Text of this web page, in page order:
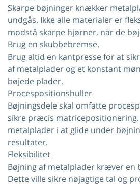
Skarpe bøjninger knækker
undgås. Ikke alle materialer er
modstå skarpe hjørner, når de
Brug en skubbebremse.
Brug altid en kantpresse for at
af metalplader og et konstant
bøjede plader.
Procespositionshuller
Bøjningsdele skal omfatte
sikre præcis
metalplader i at glide under
resultater.
Fleksibilitet
Bøjning af metalplader kræver en
Dette ville sikre nøjagtige tal og